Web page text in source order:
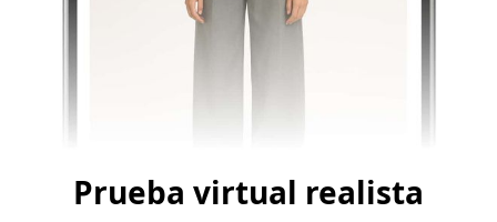
Prueba virtual realista